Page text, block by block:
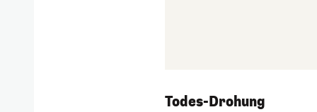
Todes-Drohung